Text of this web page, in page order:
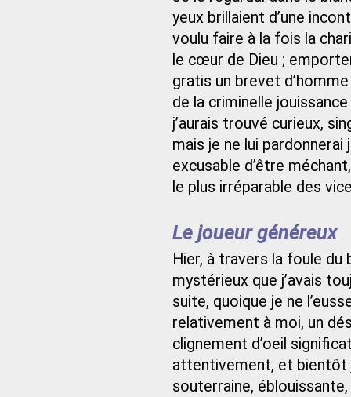
yeux brillaient d’une
voulu faire à la fois la
le cœur de Dieu ;
gratis un brevet
de la criminelle
j’aurais trouvé curieux,
mais je ne lui pardonnerai
excusable d’être
le plus irréparable des
Le joueur généreux
Hier, à travers la foule
mystérieux que j’avais
suite, quoique je ne
relativement à moi, un
clignement d’oeil
attentivement, et bientôt
souterraine,